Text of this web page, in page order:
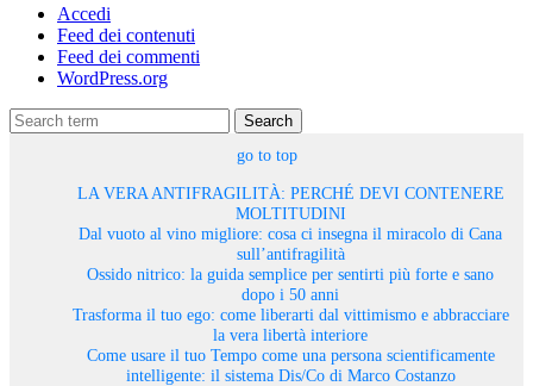
Accedi
Feed dei contenuti
Feed dei commenti
WordPress.org
Search
go to top
LA VERA ANTIFRAGILITÀ: PERCHÉ DEVI CONTENERE
MOLTITUDINI
Dal vuoto al vino migliore: cosa ci insegna il miracolo di Cana
sull’antifragilità
Ossido nitrico: la guida semplice per sentirti più forte e sano
dopo i 50 anni
Trasforma il tuo ego: come liberarti dal vittimismo e abbracciare
la vera libertà interiore
Come usare il tuo Tempo come una persona scientificamente
intelligente: il sistema Dis/Co di Marco Costanzo